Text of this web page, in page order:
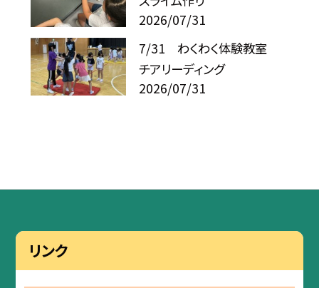
2026/07/31
7/31 わくわく体験教室
チアリーディング
2026/07/31
リンク